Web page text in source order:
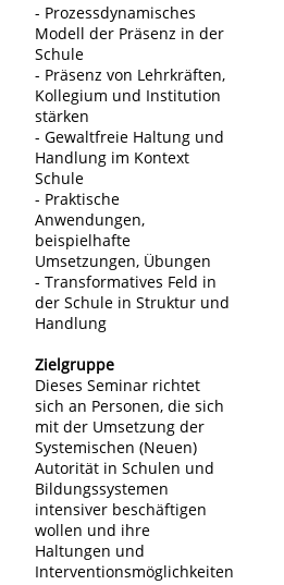
- Prozessdynamisches
Modell der Präsenz in der
Schule
- Präsenz von Lehrkräften,
Kollegium und Institution
stärken
- Gewaltfreie Haltung und
Handlung im Kontext
Schule
- Praktische
Anwendungen,
beispielhafte
Umsetzungen, Übungen
- Transformatives Feld in
der Schule in Struktur und
Handlung
Zielgruppe
Dieses Seminar richtet
sich an Personen, die sich
mit der Umsetzung der
Systemischen (Neuen)
Autorität in Schulen und
Bildungssystemen
intensiver beschäftigen
wollen und ihre
Haltungen und
Interventionsmöglichkeiten